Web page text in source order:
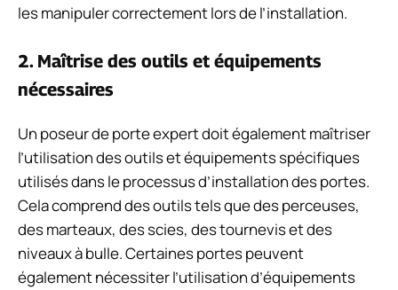
les manipuler correctement lors de l’installation.
2. Maîtrise des outils et équipements
nécessaires
Un poseur de porte expert doit également maîtriser
l’utilisation des outils et équipements spécifiques
utilisés dans le processus d’installation des portes.
Cela comprend des outils tels que des perceuses,
des marteaux, des scies, des tournevis et des
niveaux à bulle. Certaines portes peuvent
également nécessiter l’utilisation d’équipements